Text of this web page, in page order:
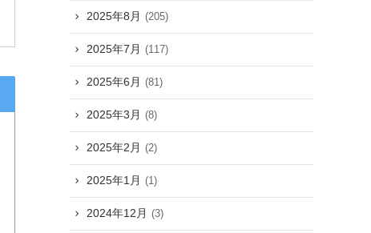
2025年8月 (205)
2025年7月 (117)
2025年6月 (81)
2025年3月 (8)
2025年2月 (2)
2025年1月 (1)
2024年12月 (3)